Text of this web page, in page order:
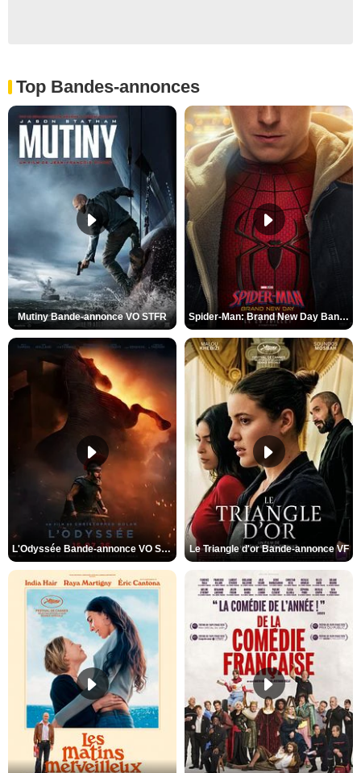
Top Bandes-annonces
Mutiny Bande-annonce VO STFR Spider-Man: Brand New Day Bande-annonce VO STFR
L'Odyssée Bande-annonce VO STFR Le Triangle d'or Bande-annonce VF